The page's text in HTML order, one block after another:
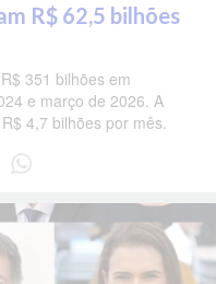
R$ 62,5 bilhões
351 bilhões em
e março de 2026. A
4,7 bilhões por mês.